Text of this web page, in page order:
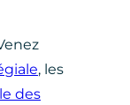
, les
des